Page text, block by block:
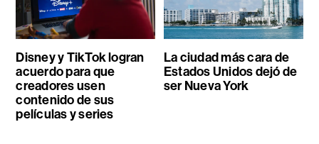
Disney y TikTok logran
acuerdo para que
creadores usen
contenido de sus
películas y series
La ciudad más cara de
Estados Unidos dejó de
ser Nueva York